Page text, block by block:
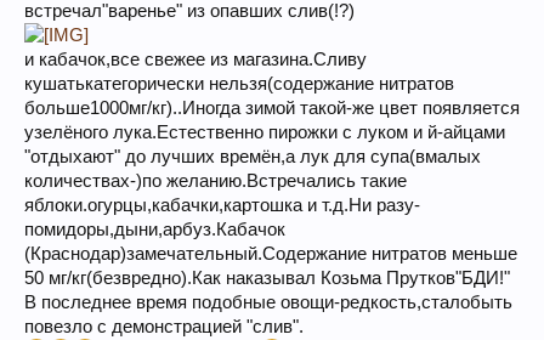
встречал"варенье" из опавших слив(!?)
и кабачок,все свежее из магазина.Сливу
кушатькатегорически нельзя(содержание нитратов
больше1000мг/кг)..Иногда зимой такой-же цвет появляется
узелёного лука.Естественно пирожки с луком и й-айцами
"отдыхают" до лучших времён,а лук для супа(вмалых
количествах-)по желанию.Встречались такие
яблоки.огурцы,кабачки,картошка и т.д.Ни разу-
помидоры,дыни,арбуз.Кабачок
(Краснодар)замечательный.Содержание нитратов меньше
50 мг/кг(безвредно).Как наказывал Козьма Прутков"БДИ!"
В последнее время подобные овощи-редкость,сталобыть
повезло с демонстрацией "слив".